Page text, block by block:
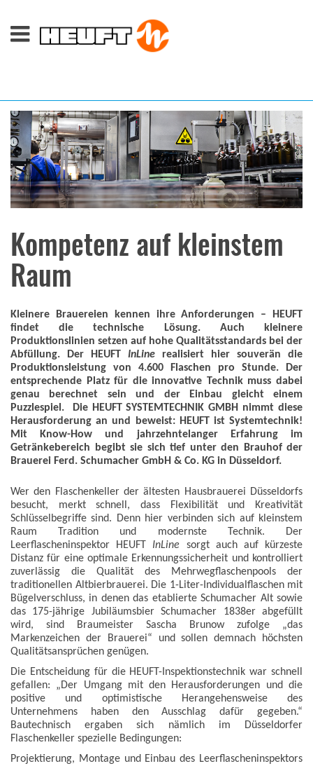
Kompetenz auf kleinstem
Raum
Kleinere Brauereien kennen ihre Anforderungen – HEUFT
findet die technische Lösung. Auch kleinere
Produktionslinien setzen auf hohe Qualitätsstandards bei der
Abfüllung. Der HEUFT InLine realisiert hier souverän die
Produktionsleistung von 4.600 Flaschen pro Stunde. Der
entsprechende Platz für die innovative Technik muss dabei
genau berechnet sein und der Einbau gleicht einem
Puzzlespiel. Die HEUFT SYSTEMTECHNIK GMBH nimmt diese
Herausforderung an und beweist: HEUFT ist Systemtechnik!
Mit Know-How und jahrzehntelanger Erfahrung im
Getränkebereich begibt sie sich tief unter den Brauhof der
Brauerei Ferd. Schumacher GmbH & Co. KG in Düsseldorf.
Wer den Flaschenkeller der ältesten Hausbrauerei Düsseldorfs
besucht, merkt schnell, dass Flexibilität und Kreativität
Schlüsselbegriffe sind. Denn hier verbinden sich auf kleinstem
Raum Tradition und modernste Technik. Der
Leerflascheninspektor HEUFT InLine sorgt auch auf kürzeste
Distanz für eine optimale Erkennungssicherheit und kontrolliert
zuverlässig die Qualität des Mehrwegflaschenpools der
traditionellen Altbierbrauerei. Die 1-Liter-Individualflaschen mit
Bügelverschluss, in denen das etablierte Schumacher Alt sowie
das 175-jährige Jubiläumsbier Schumacher 1838er abgefüllt
wird, sind Braumeister Sascha Brunow zufolge „das
Markenzeichen der Brauerei“ und sollen demnach höchsten
Qualitätsansprüchen genügen.
Die Entscheidung für die HEUFT-Inspektionstechnik war schnell
gefallen: „Der Umgang mit den Herausforderungen und die
positive und optimistische Herangehensweise des
Unternehmens haben den Ausschlag dafür gegeben.“
Bautechnisch ergaben sich nämlich im Düsseldorfer
Flaschenkeller spezielle Bedingungen:
Projektierung, Montage und Einbau des Leerflascheninspektors